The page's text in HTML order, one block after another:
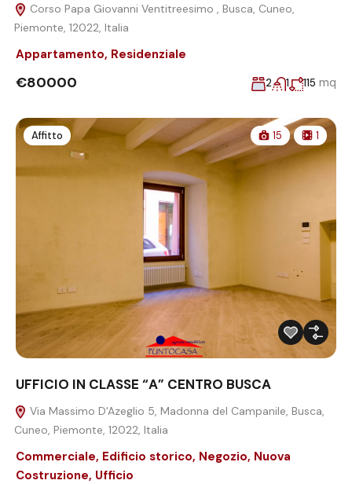
Corso Papa Giovanni Ventitreesimo , Busca, Cuneo,
Piemonte, 12022, Italia
Appartamento, Residenziale
€80000 2 1 115 mq
Affitto 15 1
UFFICIO IN CLASSE “A” CENTRO BUSCA
Via Massimo D'Azeglio 5, Madonna del Campanile, Busca,
Cuneo, Piemonte, 12022, Italia
Commerciale, Edificio storico, Negozio, Nuova
Costruzione, Ufficio